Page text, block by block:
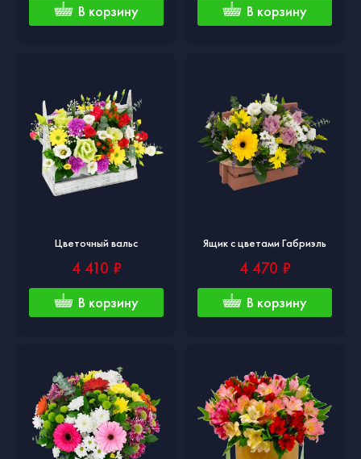
В корзину В корзину
Цветочный вальс
4 410 ₽
В корзину
Ящик с цветами Габриэль
4 470 ₽
В корзину